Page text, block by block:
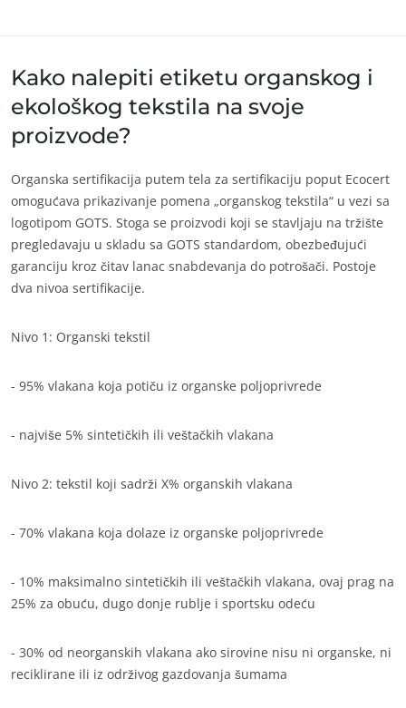
NAŠI POSLOVNI SEKTORI
Kozmetika
Šumarstvo
Proizvodi za održavanje kuće
Kako nalepiti etiketu organskog i
ekološkog tekstila na svoje
proizvode?
Organska sertifikacija putem tela za sertifikaciju poput Ecocert
omogućava prikazivanje pomena „organskog tekstila“ u vezi sa
logotipom GOTS. Stoga se proizvodi koji se stavljaju na tržište
pregledavaju u skladu sa GOTS standardom, obezbeđujući
garanciju kroz čitav lanac snabdevanja do potrošači. Postoje
dva nivoa sertifikacije.
Nivo 1: Organski tekstil
- 95% vlakana koja potiču iz organske poljoprivrede
- najviše 5% sintetičkih ili veštačkih vlakana
Nivo 2: tekstil koji sadrži X% organskih vlakana
- 70% vlakana koja dolaze iz organske poljoprivrede
- 10% maksimalno sintetičkih ili veštačkih vlakana, ovaj prag na
25% za obuću, dugo donje rublje i sportsku odeću
- 30% od neorganskih vlakana ako sirovine nisu ni organske, ni
reciklirane ili iz održivog gazdovanja šumama